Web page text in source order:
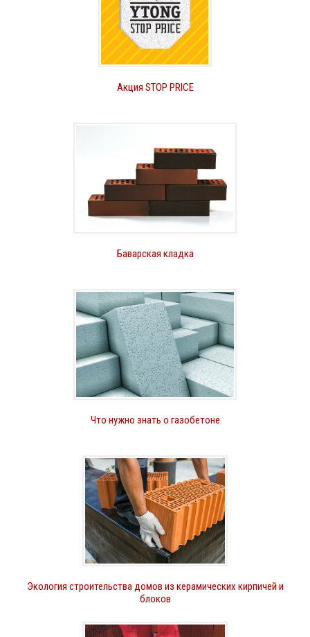
Акция STOP PRICE
Баварская кладка
Что нужно знать о газобетоне
Экология строительства домов из керамических кирпичей и
блоков